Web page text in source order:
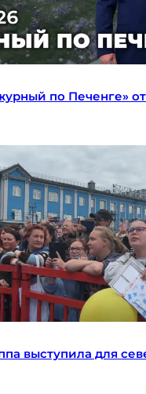
по Печенге» от
выступила для